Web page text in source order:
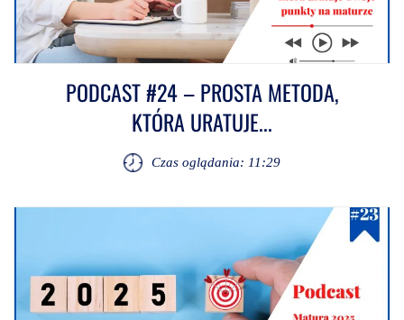
PODCAST #24 – PROSTA METODA,
KTÓRA URATUJE...
Czas oglądania: 11:29